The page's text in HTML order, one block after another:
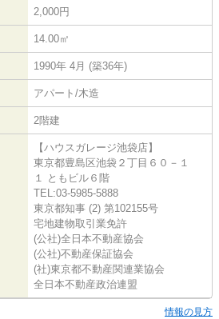
2,000円
14.00㎡
1990年 4月 (築36年)
アパート/木造
2階建
【ハウスガレージ池袋店】
東京都豊島区池袋２丁目６０－１
１ ともビル６階
TEL:03-5985-5888
東京都知事 (2) 第102155号
宅地建物取引業免許
(公社)全日本不動産協会
(公社)不動産保証協会
(社)東京都不動産関連業協会
全日本不動産政治連盟
情報の見方